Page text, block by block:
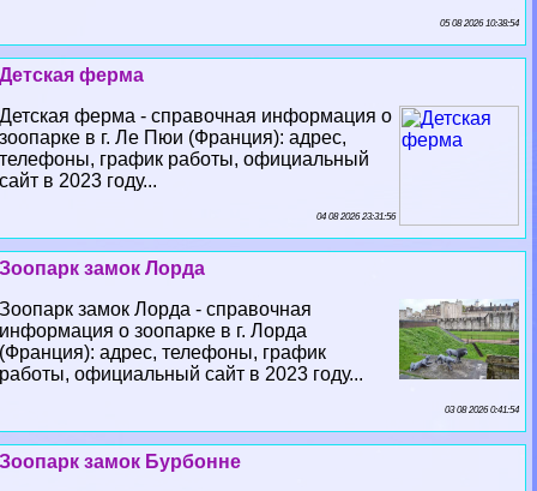
05 08 2026 10:38:54
Детская ферма
Детская ферма - справочная информация о
зоопарке в г. Ле Пюи (Франция): адрес,
телефоны, график работы, официальный
сайт в 2023 году...
04 08 2026 23:31:56
Зоопарк замок Лорда
Зоопарк замок Лорда - справочная
информация о зоопарке в г. Лорда
(Франция): адрес, телефоны, график
работы, официальный сайт в 2023 году...
03 08 2026 0:41:54
Зоопарк замок Бурбонне